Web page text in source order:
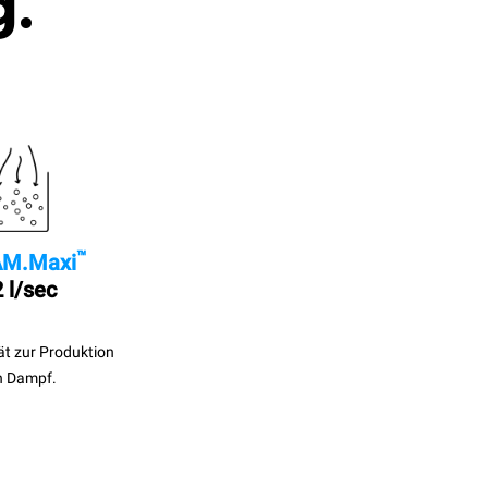
™
l/sec
zur Produktion
Dampf.